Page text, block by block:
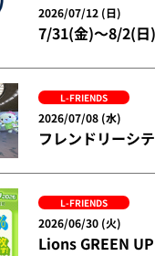
2026/07/12 (日)
7/31(金)～8/2(日
L-FRIENDS
2026/07/08 (水)
フレンドリーシ
L-FRIENDS
2026/06/30 (火)
Lions GREEN